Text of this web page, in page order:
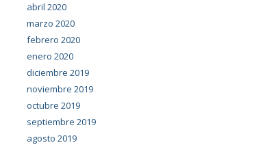
abril 2020
marzo 2020
febrero 2020
enero 2020
diciembre 2019
noviembre 2019
octubre 2019
septiembre 2019
agosto 2019